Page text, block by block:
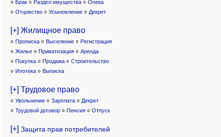
○ Брак ○ Раздел имущества ○ Опека
○ Отцовство○ Усыновление ○ Декрет
[+] Жилищное право
○ Прописка ○ Выселение ○ Регистрация
○ Жилье ○ Приватизация ○ Аренда
○ Покупка ○ Продажа ○ Строительство
○ Ипотека ○ Выписка
[+] Трудовое право
○ Увольнение ○ Зарплата ○ Декрет
○ Трудовой договор ○ Пенсия ○ Отпуск
[+] Защита прав потребителей